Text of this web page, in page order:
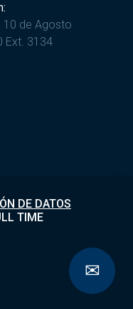
10 de Agosto
Ext. 3134
DE DATOS
TIME
✉